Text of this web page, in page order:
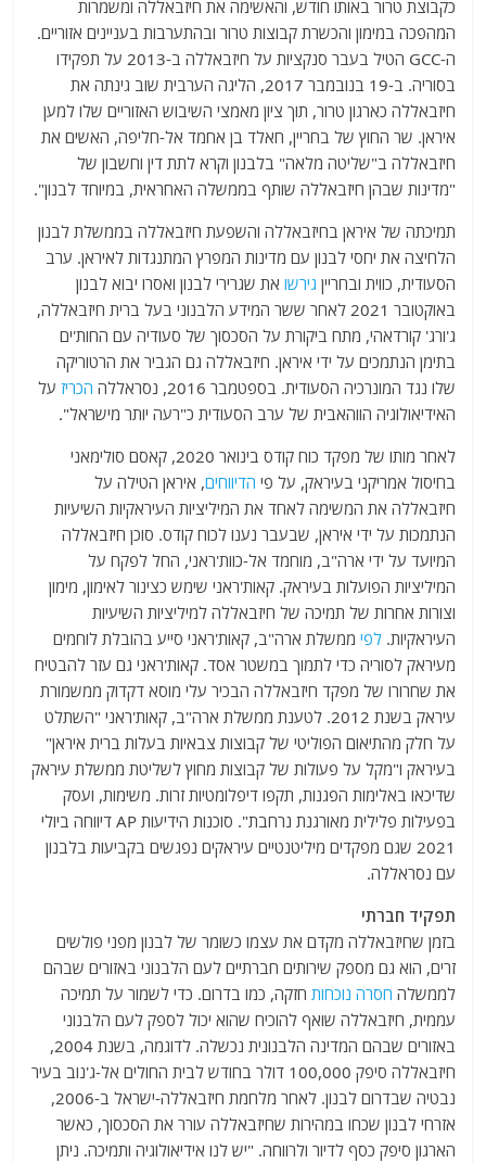
כקבוצת טרור באותו חודש, והאשימה את חיזבאללה ומשמרות
המהפכה במימון והכשרת קבוצות טרור ובהתערבות בעניינים אזוריים.
ה-GCC הטיל בעבר סנקציות על חיזבאללה ב-2013 על תפקידו
בסוריה. ב-19 בנובמבר 2017, הליגה הערבית שוב גינתה את
חיזבאללה כארגון טרור, תוך ציון מאמצי השיבוש האזוריים שלו למען
איראן. שר החוץ של בחריין, חאלד בן אחמד אל-חליפה, האשים את
חיזבאללה ב"שליטה מלאה" בלבנון וקרא לתת דין וחשבון של
"מדינות שבהן חיזבאללה שותף בממשלה האחראית, במיוחד לבנון".
תמיכתה של איראן בחיזבאללה והשפעת חיזבאללה בממשלת לבנון
הלחיצה את יחסי לבנון עם מדינות המפרץ המתנגדות לאיראן. ערב
הסעודית, כווית ובחריין גירשו את שגרירי לבנון ואסרו יבוא לבנון
באוקטובר 2021 לאחר ששר המידע הלבנוני בעל ברית חיזבאללה,
ג'ורג' קורדאהי, מתח ביקורת על הסכסוך של סעודיה עם החות'ים
בתימן הנתמכים על ידי איראן. חיזבאללה גם הגביר את הרטוריקה
שלו נגד המונרכיה הסעודית. בספטמבר 2016, נסראללה
הכריז על
האידיאולוגיה הווהאבית של ערב הסעודית כ"רעה יותר מישראל".
לאחר מותו של מפקד כוח קודס בינואר 2020, קאסם סולימאני
בחיסול אמריקני בעיראק, על פי הדיווחים, איראן הטילה על
חיזבאללה את המשימה לאחד את המיליציות העיראקיות השיעיות
הנתמכות על ידי איראן, שבעבר נענו לכוח קודס. סוכן חיזבאללה
המיועד על ידי ארה"ב, מוחמד אל-כוות'ראני, החל לפקח על
המיליציות הפועלות בעיראק. קאות'ראני שימש כצינור לאימון, מימון
וצורות אחרות של תמיכה של חיזבאללה למיליציות השיעיות
העיראקיות.לפי ממשלת ארה"ב, קאות'ראני סייע בהובלת לוחמים
מעיראק לסוריה כדי לתמוך במשטר אסד. קאות'ראני גם עזר להבטיח
את שחרורו של מפקד חיזבאללה הבכיר עלי מוסא דקדוק ממשמורת
עיראק בשנת 2012. לטענת ממשלת ארה"ב, קאות'ראני "השתלט
על חלק מהתיאום הפוליטי של קבוצות צבאיות בעלות ברית איראן"
בעיראק ו"מקל על פעולות של קבוצות מחוץ לשליטת ממשלת עיראק
שדיכאו באלימות הפגנות, תקפו דיפלומטיות זרות. משימות, ועסק
בפעילות פלילית מאורגנת נרחבת". סוכנות הידיעות AP דיווחה ביולי
2021 שגם מפקדים מיליטנטיים עיראקים נפגשים בקביעות בלבנון
עם נסראללה.
תפקיד חברתי
בזמן שחיזבאללה מקדם את עצמו כשומר של לבנון מפני פולשים
זרים, הוא גם מספק שירותים חברתיים לעם הלבנוני באזורים שבהם
לממשלה חסרה נוכחות חזקה, כמו בדרום. כדי לשמור על תמיכה
עממית, חיזבאללה שואף להוכיח שהוא יכול לספק לעם הלבנוני
באזורים שבהם המדינה הלבנונית נכשלה. לדוגמה, בשנת 2004,
חיזבאללה סיפק 100,000 דולר בחודש לבית החולים אל-ג'נוב בעיר
נבטיה שבדרום לבנון. לאחר מלחמת חיזבאללה-ישראל ב-2006,
אזרחי לבנון שכחו במהירות שחיזבאללה עורר את הסכסוך, כאשר
הארגון סיפק כסף לדיור ולרווחה. "יש לנו אידיאולוגיה ותמיכה. ניתן